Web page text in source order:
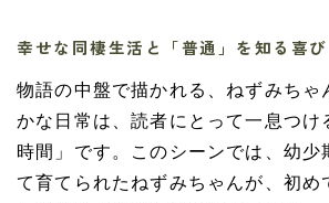
幸せな同棲生活と「普通」を知る喜び
物語の中盤で描かれる、ねずみちゃ
かな日常は、読者にとって一息つけ
時間」です。このシーンでは、幼少
て育てられたねずみちゃんが、初め